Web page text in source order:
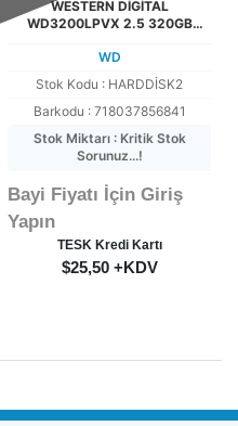
WESTERN DİGİTAL
WD3200LPVX 2.5 320GB
WD
Stok Kodu : HARDDİSK2
Barkodu : 718037856841
Stok Miktarı : Kritik Stok
Sorunuz...!
Bayi Fiyatı İçin Giriş
Yapın
TESK Kredi Kartı
$25,50 +KDV